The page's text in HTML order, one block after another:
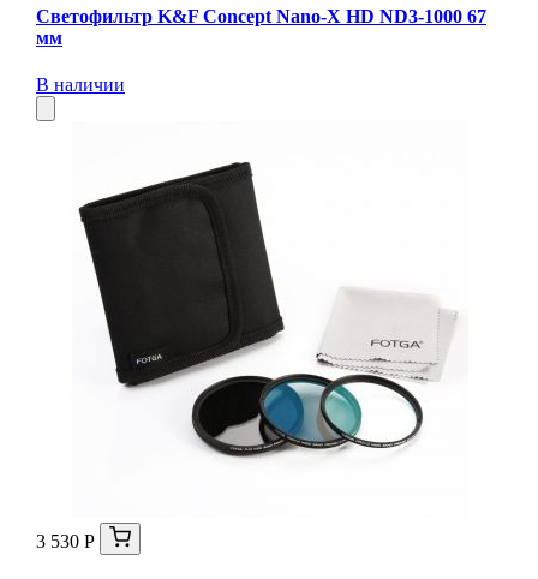
Светофильтр K&F Concept Nano-X HD ND3-1000 67
мм
В наличии
3 530 Р